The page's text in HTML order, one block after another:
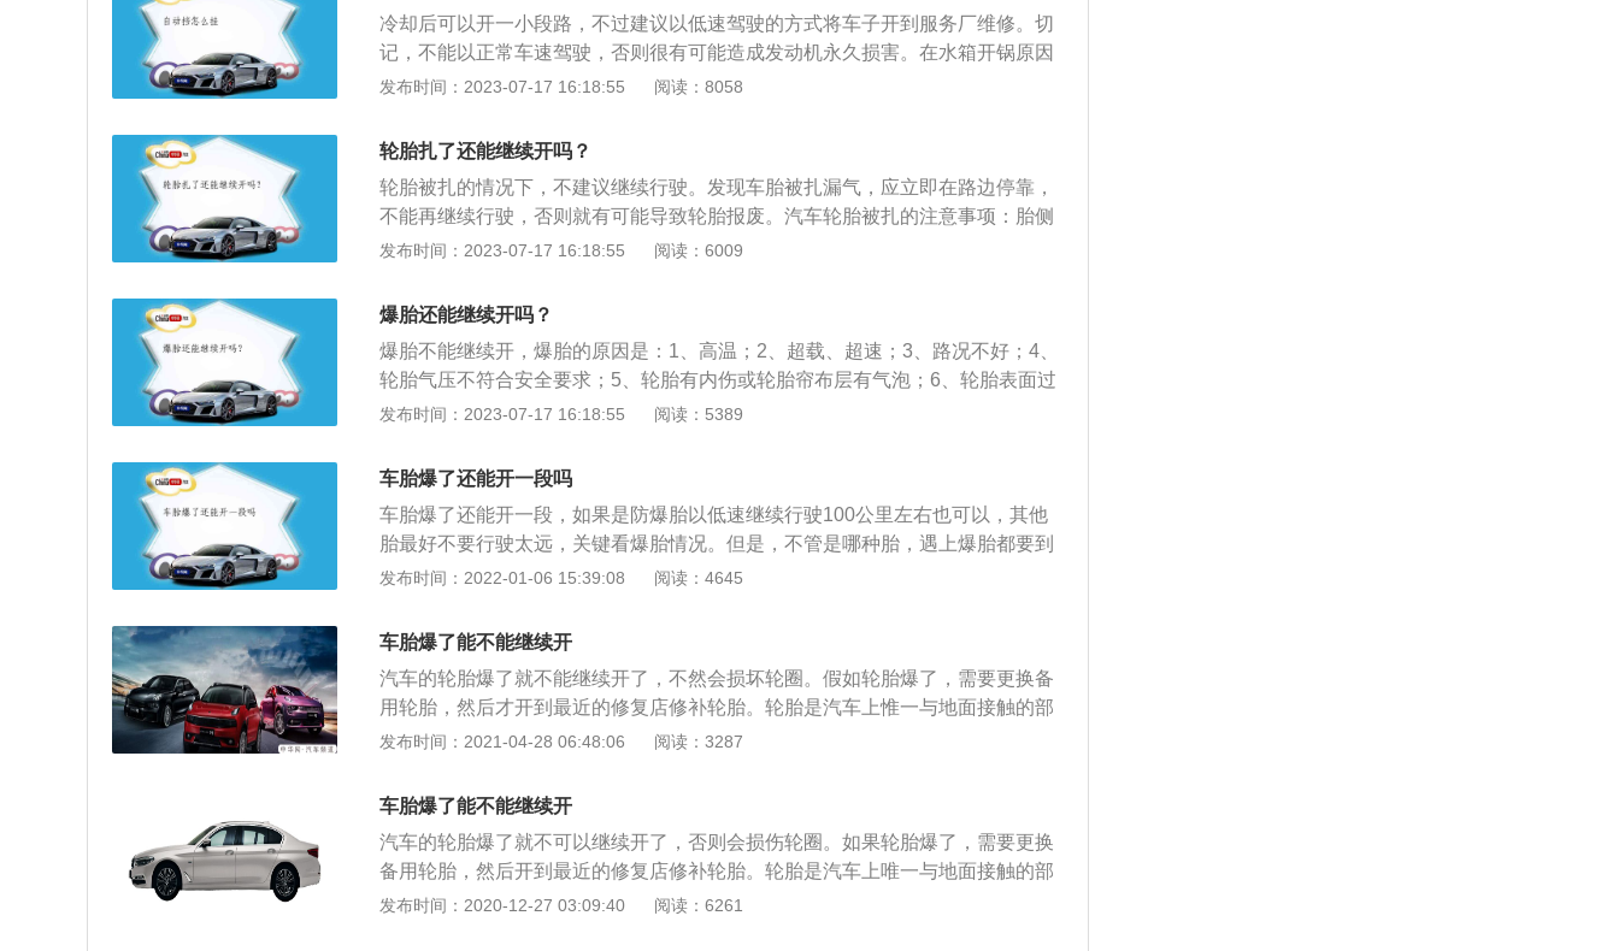
到修理厂或者4S店处理。而对于装备防爆胎的汽车，更具有安全性，防爆胎在爆
胎之后仍然可以以不超过80KM/h的速度行驶80KM左右。2、原因：要是因为防
爆胎的胎侧较为厚实，在爆胎之后可以支撑车辆继续行驶，不会像普通轮胎那样
之后对行驶的影响并不大，但也需要将车开到最近的修理厂或者4S店处理，如果
行驶距离过长，同样容易损伤轮毂。
冷却后可以开一小段路，不过建议以低速驾驶的方式将车子开到服务厂维修。切
记，不能以正常车速驾驶，否则很有可能造成发动机永久损害。在水箱开锅原因
没有查明的情况下，最好按以下方法进行应急处理：1、立即找一个安全的地方
盖提高散热速度。2、经过一段时间后，检查汽车下方是否漏水。3、等到水温表
指针降到适温位置后，关掉引擎。
发布时间：2023-07-17 16:18:55 阅读：8058
轮胎扎了还能继续开吗？
轮胎被扎的情况下，不建议继续行驶。发现车胎被扎漏气，应立即在路边停靠，
不能再继续行驶，否则就有可能导致轮胎报废。汽车轮胎被扎的注意事项：胎侧
被扎钉子也不能开，胎侧扎钉子即使补胎也不安全，胎侧是轮胎最薄、最脆弱的
了。胎面因为比较厚则问题不大，如果是比较小的钉子，很有可能都没有扎破轮
胎，具体的需要到汽修店检查过后才可以知道。轮胎扎钉子，建议先不要拔下钉
子，开到就近的汽修店后再拔。轮胎被扎的处理方法：如果轮胎被扎但车胎并未
漏气，也不要擅自拔掉异物。因为拔掉后轮胎有可能出现漏气现象，导致车子完
全无法行驶，可以慢速行驶到维修地点。如果发现轮胎漏气严重，千万不要强行
发布时间：2023-07-17 16:18:55 阅读：6009
爆胎还能继续开吗？
爆胎不能继续开，爆胎的原因是：1、高温；2、超载、超速；3、路况不好；4、
轮胎气压不符合安全要求；5、轮胎有内伤或轮胎帘布层有气泡；6、轮胎表面过
度磨损或受油类腐蚀；7、猛烈撞击；8、轮胎质量差；9、高速公路行驶。预防
胎防扎处理；4、定期将轮胎换位；5、定期修正车轮平衡度；6、定期清理小石
子。
发布时间：2023-07-17 16:18:55 阅读：5389
车胎爆了还能开一段吗
车胎爆了还能开一段，如果是防爆胎以低速继续行驶100公里左右也可以，其他
胎最好不要行驶太远，关键看爆胎情况。但是，不管是哪种胎，遇上爆胎都要到
最近的维修店进行检查或者补胎，否则容易产生交通事故。一般来说，车辆在道
形，甚至漏气，大部分车辆都会自带胎压监测，当胎压不正常时会出现警示灯。
这时，车主不能掉以轻心，因为如果是后轮爆胎，车会呈现不稳状态，发现损伤
的轮胎应及时修补或更换，较好地控制好方向，保证安全。其次，在爆胎时，车
主要第一时间努力撑握好方向，让车辆停留在安全地带更改轮胎或等待救援，避
免发生交通事故。尤其高速运行中爆胎很危险。轮胎可以直接影响到车辆行驶的
换。
发布时间：2022-01-06 15:39:08 阅读：4645
车胎爆了能不能继续开
汽车的轮胎爆了就不能继续开了，不然会损坏轮圈。假如轮胎爆了，需要更换备
用轮胎，然后才开到最近的修复店修补轮胎。轮胎是汽车上惟一与地面接触的部
件，轮胎关乎到汽车的驾驶稳定性和驾驶安全系数。 轮胎是橡胶制品，橡胶制品
胎安装在汽车上是可以用四年的，理所当然提倡小伙伴们每隔四年更换一次轮
胎。 在购买新的轮胎时，一定要看清楚生产日期，由于轮胎基本都是有保质期
的。正常状况下，轮胎放着不用的保质期是三年，假如出厂超过三年了，那么就
一定不要购买了。 在安装好新的轮胎后，一定要从新给每个车轮做一下动平衡测
试，这样子可以避免高速驾驶时车轮出现不正常发抖震动现象。 假如高速驾驶时
发布时间：2021-04-28 06:48:06 阅读：3287
车胎爆了能不能继续开
汽车的轮胎爆了就不可以继续开了，否则会损伤轮圈。如果轮胎爆了，需要更换
备用轮胎，然后开到最近的修复店修补轮胎。轮胎是汽车上唯一与地面接触的部
件，轮胎关乎到汽车的行驶稳定性和行驶安全性。轮胎是橡胶制品，橡胶制品长
发布时间：2020-12-27 03:09:40 阅读：6261